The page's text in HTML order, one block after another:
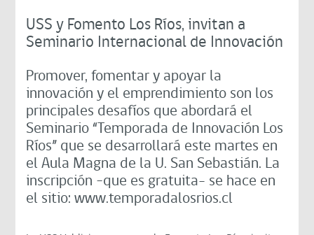
USS y Fomento Los Ríos, invitan a
Seminario Internacional de Innovación
Promover, fomentar y apoyar la
innovación y el emprendimiento son los
principales desafíos que abordará el
Seminario “Temporada de Innovación Los
Ríos” que se desarrollará este martes en
el Aula Magna de la U. San Sebastián. La
inscripción –que es gratuita- se hace en
el sitio: www.temporadalosrios.cl